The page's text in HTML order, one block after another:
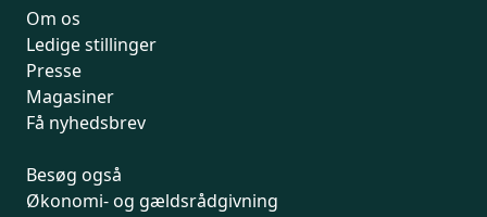
Om os
Ledige stillinger
Presse
Magasiner
Få nyhedsbrev
Besøg også
Økonomi- og gældsrådgivning